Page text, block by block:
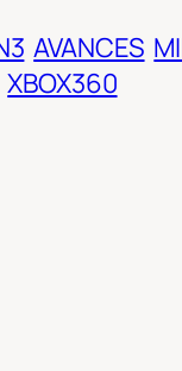
AVANCES
XBOX360